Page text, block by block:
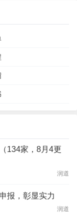
134家，8月4更
润道
报，彰显实力
润道